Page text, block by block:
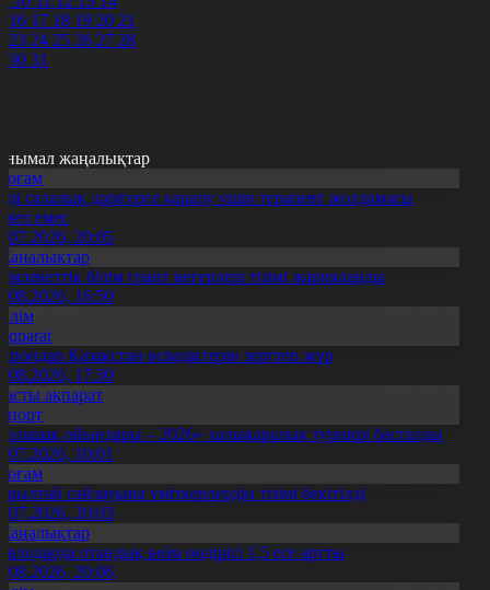
16 17 18 19 20 21
23 24 25 26 27 28
30 31
жаңалықтар
салалық дәрігерге қаралу үшін терапевт жолдамасы
емес
20:05
білім грант иегерлері тізімі жарияланды
16:50
Қазақстан өсімдіктерін зерттеп жүр
17:30
ақпарат
ойындары – 2026» халықаралық турнирі басталды
10:01
сайлауына үміткерлердің тізімі бекітілді
20:03
отандық өнім өндірісі 1,5 есе артты
20:06